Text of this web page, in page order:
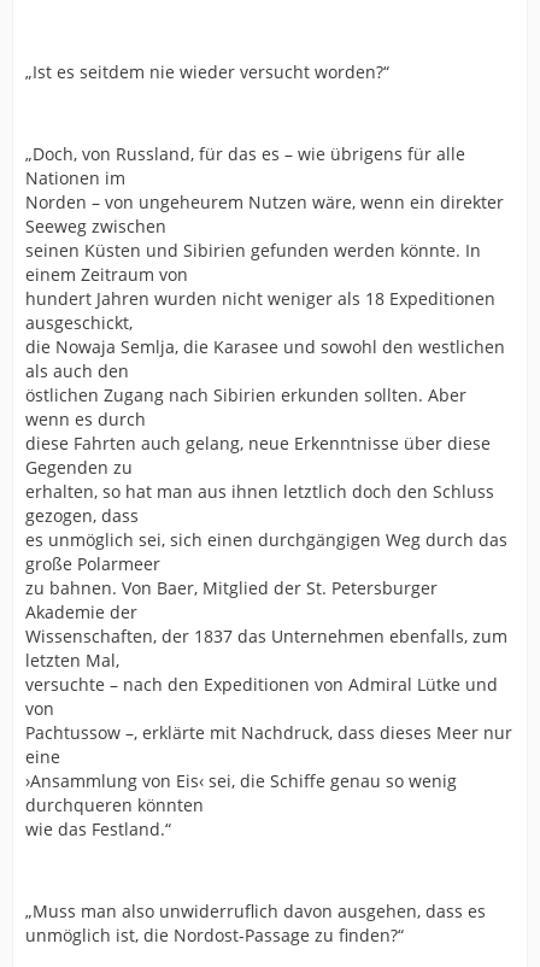
„Ist es seitdem nie wieder versucht worden?“
„Doch, von Russland, für das es – wie übrigens für alle
Nationen im
Norden – von ungeheurem Nutzen wäre, wenn ein direkter
Seeweg zwischen
seinen Küsten und Sibirien gefunden werden könnte. In
einem Zeitraum von
hundert Jahren wurden nicht weniger als 18 Expeditionen
ausgeschickt,
die Nowaja Semlja, die Karasee und sowohl den westlichen
als auch den
östlichen Zugang nach Sibirien erkunden sollten. Aber
wenn es durch
diese Fahrten auch gelang, neue Erkenntnisse über diese
Gegenden zu
erhalten, so hat man aus ihnen letztlich doch den Schluss
gezogen, dass
es unmöglich sei, sich einen durchgängigen Weg durch das
große Polarmeer
zu bahnen. Von Baer, Mitglied der St. Petersburger
Akademie der
Wissenschaften, der 1837 das Unternehmen ebenfalls, zum
letzten Mal,
versuchte – nach den Expeditionen von Admiral Lütke und
von
Pachtussow –, erklärte mit Nachdruck, dass dieses Meer nur
eine
›Ansammlung von Eis‹ sei, die Schiffe genau so wenig
durchqueren könnten
wie das Festland.“
„Muss man also unwiderruflich davon ausgehen, dass es
unmöglich ist, die Nordost-Passage zu finden?“